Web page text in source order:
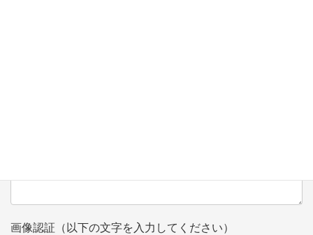
画像認証（以下の文字を入力してください）